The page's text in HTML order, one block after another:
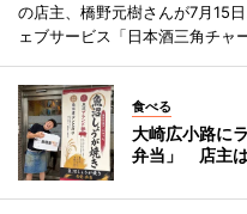
の店主、橋野元樹さんが7月15
ェブサービス「日本酒三角チャ
食べる
大崎広小路に
弁当」 店主